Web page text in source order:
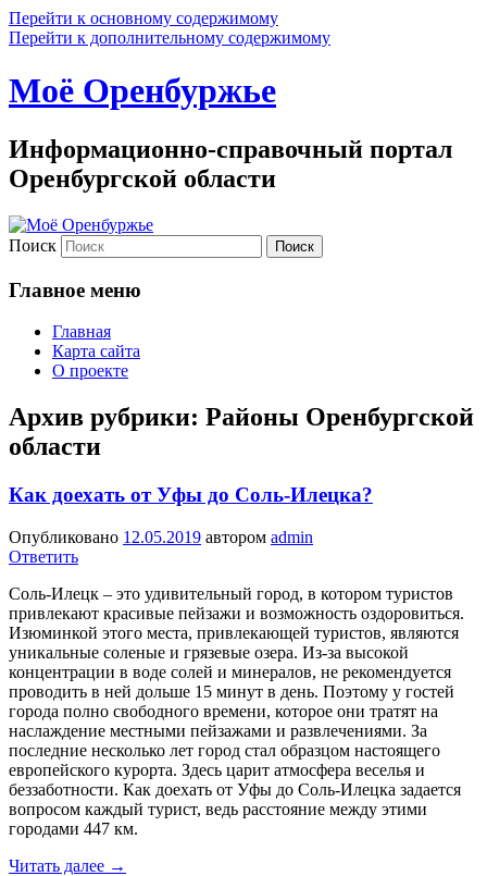
Перейти к основному содержимому
Перейти к дополнительному содержимому
Моё Оренбуржье
Информационно-справочный портал
Оренбургской области
Поиск
Главное меню
Главная
Карта сайта
О проекте
Архив рубрики: Районы Оренбургской
области
Как доехать от Уфы до Соль-Илецка?
Опубликовано 12.05.2019 автором admin
Ответить
Соль-Илецк – это удивительный город, в котором туристов
привлекают красивые пейзажи и возможность оздоровиться.
Изюминкой этого места, привлекающей туристов, являются
уникальные соленые и грязевые озера. Из-за высокой
концентрации в воде солей и минералов, не рекомендуется
проводить в ней дольше 15 минут в день. Поэтому у гостей
города полно свободного времени, которое они тратят на
наслаждение местными пейзажами и развлечениями. За
последние несколько лет город стал образцом настоящего
европейского курорта. Здесь царит атмосфера веселья и
беззаботности. Как доехать от Уфы до Соль-Илецка задается
вопросом каждый турист, ведь расстояние между этими
городами 447 км.
Читать далее →